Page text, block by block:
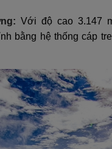
Với độ cao 3.147
bằng hệ thống cáp